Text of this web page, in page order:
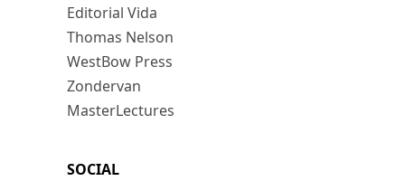
Editorial Vida
Thomas Nelson
WestBow Press
Zondervan
MasterLectures
SOCIAL